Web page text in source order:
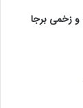
زخمی برجا